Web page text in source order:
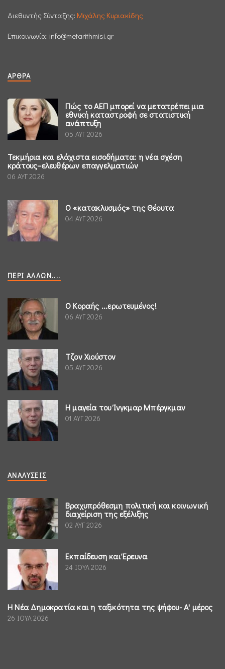
Διεθυντής Σύνταξης: Μιχάλης Κυριακίδης
Επικοινωνία: info@metarithmisi.gr
ΆΡΘΡΑ
Πώς το ΑΕΠ μπορεί να μετατρέπει μια
εθνική καταστροφή σε στατιστική
ανάπτυξη
05 ΑΥΓ 2026
Τεκμήρια και ελάχιστα εισοδήματα: η νέα σχέση
κράτους–ελευθέρων επαγγελματιών
06 ΑΥΓ 2026
Ο «κατακλυσμός» της Θέουτα
04 ΑΥΓ 2026
ΠΕΡΊ ΆΛΛΩΝ....
Ο Κοραής ...ερωτευμένος!
06 ΑΥΓ 2026
Τζον Χιούστον
05 ΑΥΓ 2026
Η μαγεία του Ίνγκμαρ Μπέργκμαν
01 ΑΥΓ 2026
ΑΝΑΛΎΣΕΙΣ
Βραχυπρόθεσμη πολιτική και κοινωνική
διαχείριση της εξέλιξης
02 ΑΥΓ 2026
Εκπαίδευση και Έρευνα
24 ΙΟΥΛ 2026
Η Νέα Δημοκρατία και η ταξικότητα της ψήφου- Α' μέρος
26 ΙΟΥΛ 2026